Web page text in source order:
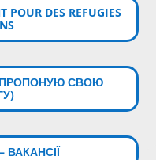
POUR DES REFUGIES
ПРОПОНУЮ СВОЮ
ВАКАНСІЇ